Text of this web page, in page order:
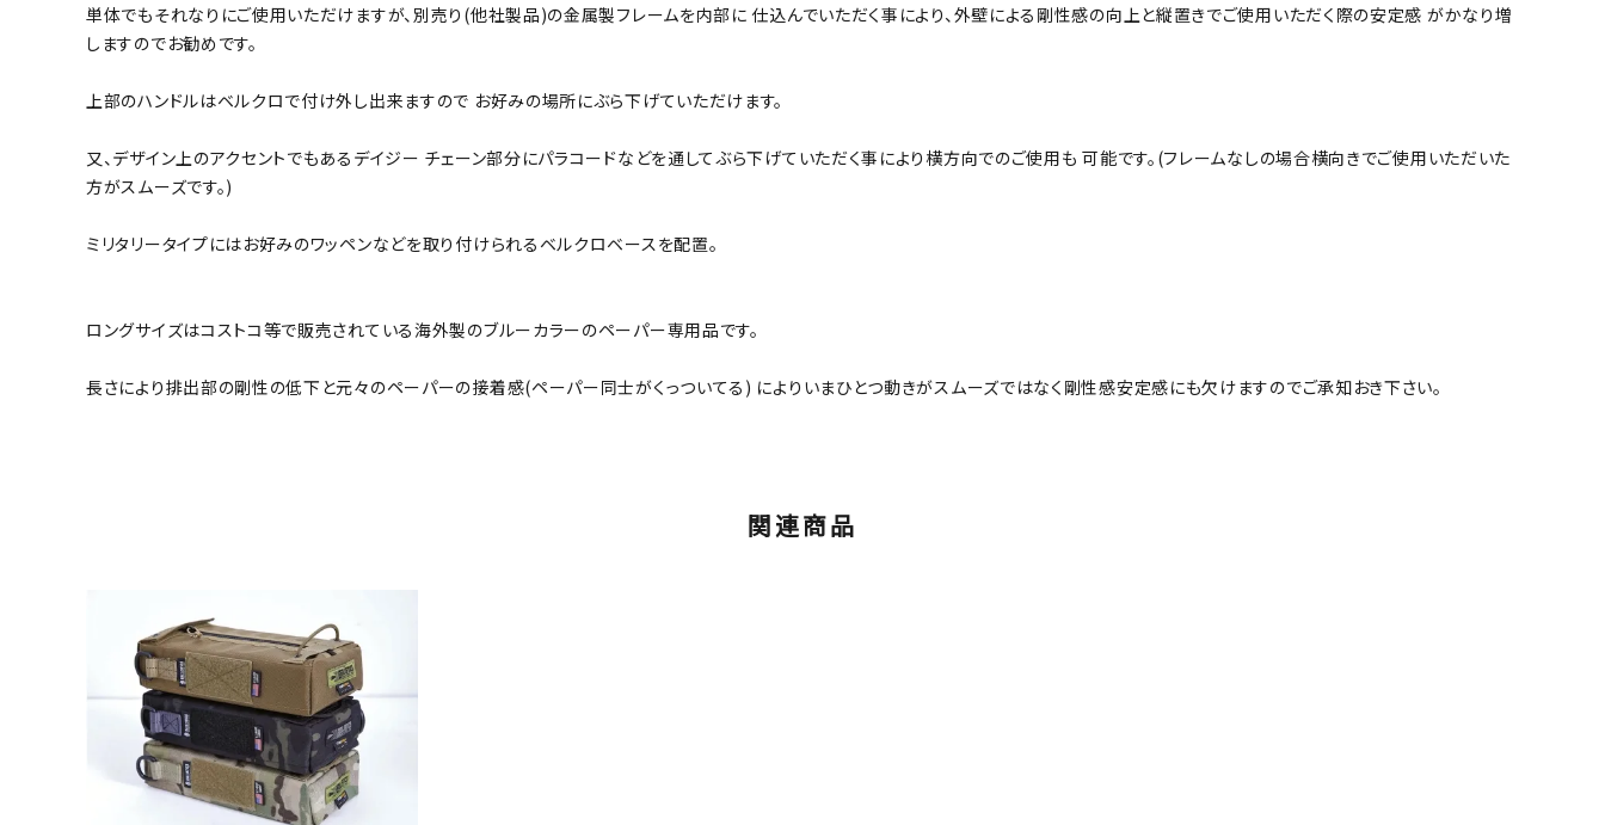
単体でもそれなりにご使用いただけますが、別売り(他社製品)の金属製フレームを内部に 仕込んでいただく事により、外壁による剛性感の向上と縦置きでご使用いただく際の安定感 がかなり増
しますのでお勧めです。
上部のハンドルはベルクロで付け外し出来ますので お好みの場所にぶら下げていただけます。
又、デザイン上のアクセントでもあるデイジー チェーン部分にパラコードなどを通してぶら下げていただく事により横方向でのご使用も 可能です。(フレームなしの場合横向きでご使用いただいた
方がスムーズです。)
ミリタリータイプにはお好みのワッペンなどを取り付けられるベルクロベースを配置。
ロングサイズはコストコ等で販売されている海外製のブルーカラーのペーパー専用品です。
長さにより排出部の剛性の低下と元々のペーパーの接着感(ペーパー同士がくっついてる) によりいまひとつ動きがスムーズではなく剛性感安定感にも欠けますのでご承知おき下さい。
関連商品